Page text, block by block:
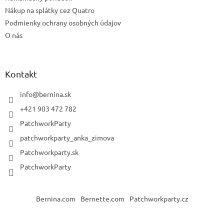
Nákup na splátky cez Quatro
Podmienky ochrany osobných údajov
O nás
Kontakt
info@bernina.sk
+421 903 472 782
PatchworkParty
patchworkparty_anka_zimova
Patchworkparty.sk
PatchworkParty
Bernina.com Bernette.com Patchworkparty.cz